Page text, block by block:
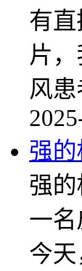
有
片
风
强
强
一
今